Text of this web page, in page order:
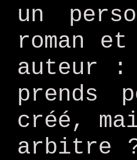
un
roman
auteur :
prends
créé,
arbitre